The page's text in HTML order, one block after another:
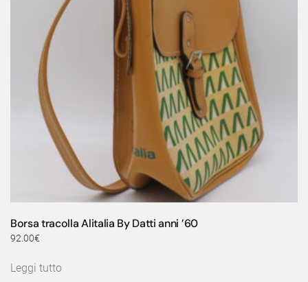
Borsa tracolla Alitalia By Datti anni ’60
92.00€
Leggi tutto